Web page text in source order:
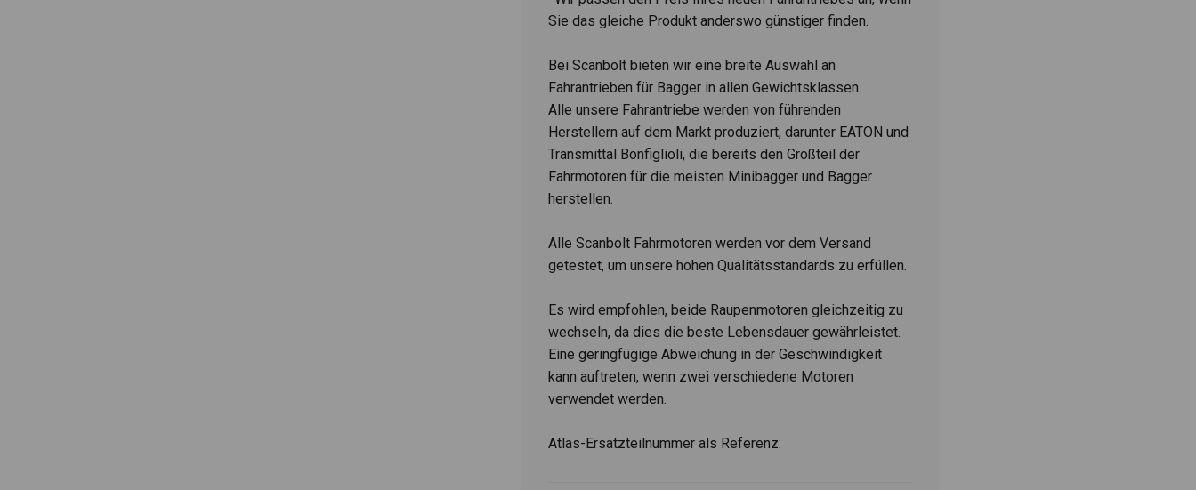
Sie das gleiche Produkt anderswo günstiger finden.
Bei Scanbolt bieten wir eine breite Auswahl an
Fahrantrieben für Bagger in allen Gewichtsklassen.
Alle unsere Fahrantriebe werden von führenden
Herstellern auf dem Markt produziert, darunter EATON und
Transmittal Bonfiglioli, die bereits den Großteil der
Fahrmotoren für die meisten Minibagger und Bagger
herstellen.
Alle Scanbolt Fahrmotoren werden vor dem Versand
getestet, um unsere hohen Qualitätsstandards zu erfüllen.
Es wird empfohlen, beide Raupenmotoren gleichzeitig zu
wechseln, da dies die beste Lebensdauer gewährleistet.
Eine geringfügige Abweichung in der Geschwindigkeit
kann auftreten, wenn zwei verschiedene Motoren
verwendet werden.
Atlas-Ersatzteilnummer als Referenz: